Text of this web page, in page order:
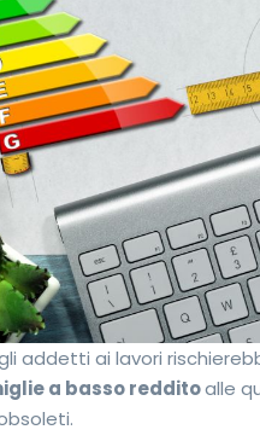
addetti ai lavori
a basso redditoalle